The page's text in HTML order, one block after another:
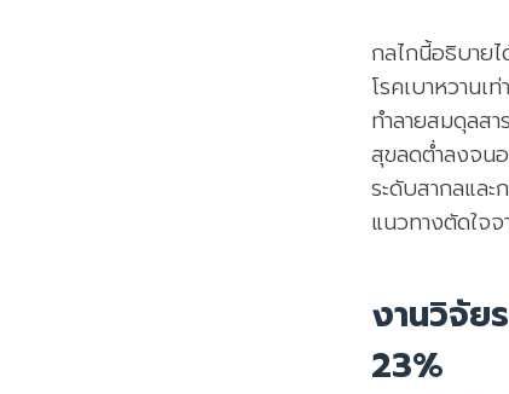
กลไกนี้อธิบาย
โรคเบาหวาน
ทำลายสมดุลส
สุขลดต่ำลงจน
ระดับสากลแล
แนวทางตัดใจ
งานวิจัย
23%